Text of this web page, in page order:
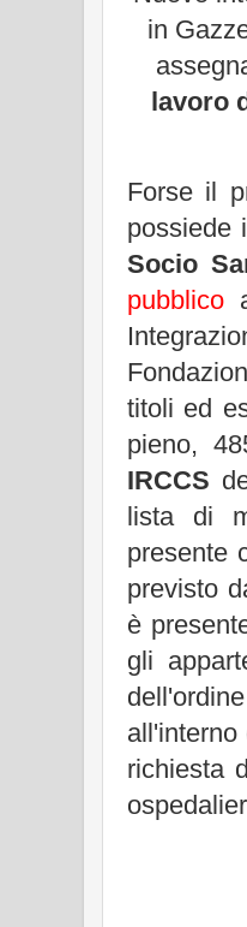
in
lavoro
Forse il
possiede
Socio
pubblico
titoli ed
pieno,
IRCCS
lista di
presente
previsto
è
gli
richiesta